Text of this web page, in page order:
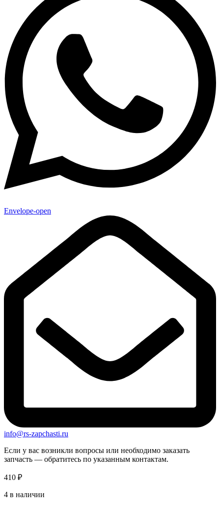
Envelope-open
info@rs-zapchasti.ru
Если у вас возникли вопросы или необходимо заказать
запчасть — обратитесь по указанным контактам.
410 ₽
4 в наличии